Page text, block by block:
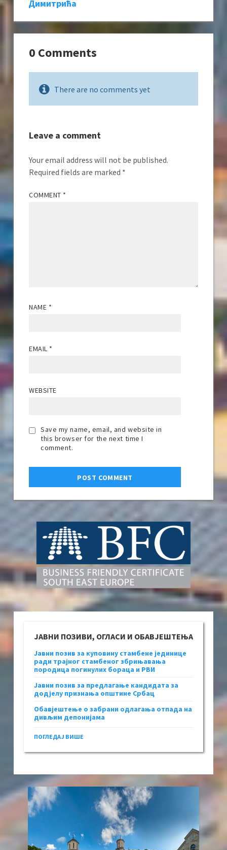
Димитрића
0 Comments
There are no comments yet
Leave a comment
Your email address will not be published.
Required fields are marked *
COMMENT *
NAME *
EMAIL *
WEBSITE
Save my name, email, and website in
this browser for the next time I
comment.
ЈАВНИ ПОЗИВИ, ОГЛАСИ И ОБАВЈЕШТЕЊА
Јавни позив за куповину стамбене јединице
ради трајног стамбеног збрињавања
породица погинулих бораца и РВИ
Јавни позив за предлагање кандидата за
додјелу признања општине Србац
Обавјештење о забрани одлагања отпада на
дивљим депонијама
ПОГЛЕДАЈ ВИШЕ